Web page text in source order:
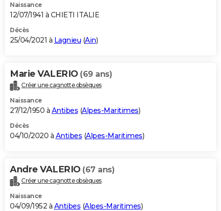
Naissance
12/07/1941 à CHIETI ITALIE
Décès
25/04/2021 à Lagnieu (Ain)
Marie VALERIO (69 ans)
Créer une cagnotte obsèques
Naissance
27/12/1950 à Antibes (Alpes-Maritimes)
Décès
04/10/2020 à Antibes (Alpes-Maritimes)
Andre VALERIO (67 ans)
Créer une cagnotte obsèques
Naissance
04/09/1952 à Antibes (Alpes-Maritimes)